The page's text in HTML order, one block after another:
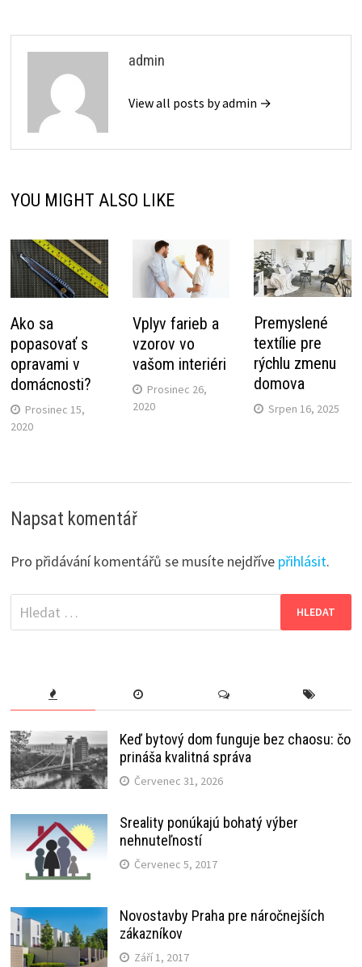
admin
View all posts by admin →
YOU MIGHT ALSO LIKE
Ako sa
popasovať s
opravami v
domácnosti?
Prosinec 15,
2020
Vplyv farieb a
vzorov vo
vašom interiéri
Prosinec 26,
2020
Premyslené
textílie pre
rýchlu zmenu
domova
Srpen 16, 2025
Napsat komentář
Pro přidávání komentářů se musíte nejdříve přihlásit.
Vyhledávání
Keď bytový dom funguje bez chaosu: čo
prináša kvalitná správa
Červenec 31, 2026
Sreality ponúkajú bohatý výber
nehnuteľností
Červenec 5, 2017
Novostavby Praha pre náročnejších
zákazníkov
Září 1, 2017